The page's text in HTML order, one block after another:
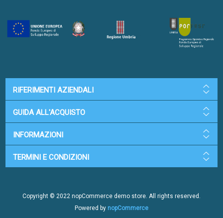
RIFERIMENTI AZIENDALI
GUIDA ALL'ACQUISTO
INFORMAZIONI
TERMINI E CONDIZIONI
Copyright © 2022 nopCommerce demo store. All rights reserved.
Powered by nopCommerce